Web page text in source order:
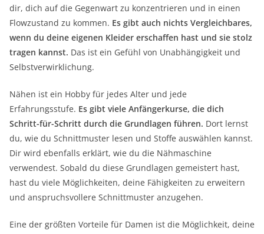
dir, dich auf die Gegenwart zu konzentrieren und in einen
Flowzustand zu kommen. Es gibt auch nichts Vergleichbares,
wenn du deine eigenen Kleider erschaffen hast und sie stolz
tragen kannst. Das ist ein Gefühl von Unabhängigkeit und
Selbstverwirklichung.
Nähen ist ein Hobby für jedes Alter und jede
Erfahrungsstufe. Es gibt viele Anfängerkurse, die dich
Schritt-für-Schritt durch die Grundlagen führen. Dort lernst
du, wie du Schnittmuster lesen und Stoffe auswählen kannst.
Dir wird ebenfalls erklärt, wie du die Nähmaschine
verwendest. Sobald du diese Grundlagen gemeistert hast,
hast du viele Möglichkeiten, deine Fähigkeiten zu erweitern
und anspruchsvollere Schnittmuster anzugehen.
Eine der größten Vorteile für Damen ist die Möglichkeit, deine